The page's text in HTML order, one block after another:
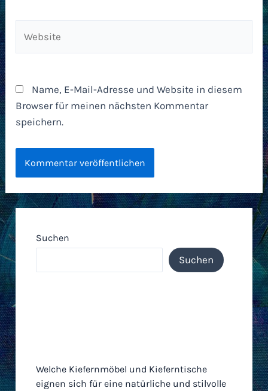
Name, E-Mail-Adresse und Website in diesem
Browser für meinen nächsten Kommentar
speichern.
Suchen
Suchen
Welche Kiefernmöbel und Kieferntische
eignen sich für eine natürliche und stilvolle